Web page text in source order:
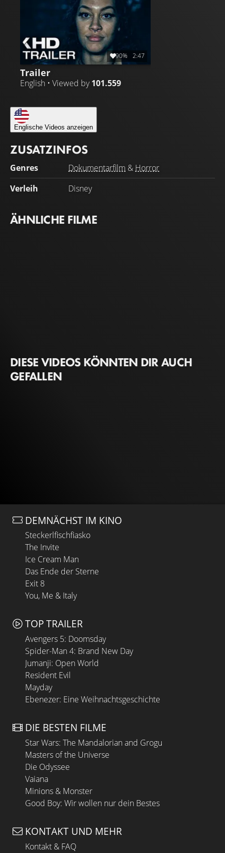
90% 2:47
Trailer
English • Viewed by101.559
Englische Videos anzeigen
ZUSATZINFOS
Genres Dokumentarfilm & Horror
Verleih
Disney
ÄHNLICHE FILME
DIESE VIDEOS KÖNNTEN DIR AUCH
GEFALLEN
DEMNÄCHST IM KINO
Steckerlfischfiasko
The Invite
Ice Cream Man
Das Ende der Sterne
Exit 8
You, Me & Italy
TOP TRAILER
Avengers 5: Doomsday
Spider-Man 4: Brand New Day
Jumanji: Open World
Resident Evil
Mayday
Ebenezer: Eine Weihnachtsgeschichte
DIE BESTEN FILME
Star Wars: The Mandalorian and Grogu
Masters of the Universe
Die Odyssee
Vaiana
Minions & Monster
Good Boy: Wir wollen nur dein Bestes
KONTAKT UND MEHR
Kontakt & FAQ